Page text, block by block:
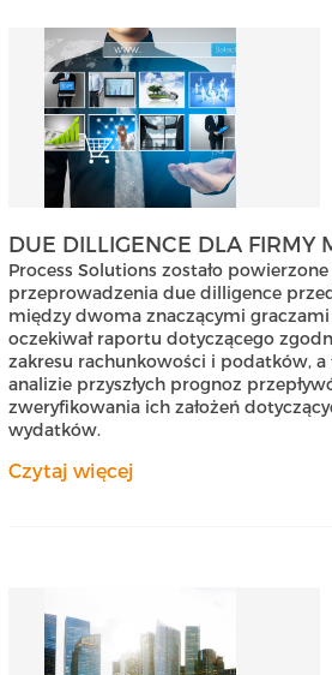
DUE DILLIGENCE DLA FIRMY
Process Solutions zostało
przeprowadzenia due dilligence
między dwoma znaczącymi
oczekiwał raportu dotyczącego
zakresu rachunkowości i podatków,
analizie przyszłych prognoz
zweryfikowania ich założeń
wydatków.
Czytaj więcej